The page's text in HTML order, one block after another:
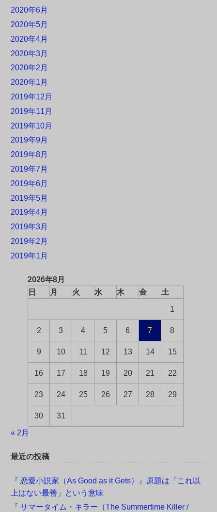
2020年6月
2020年5月
2020年4月
2020年3月
2020年2月
2020年1月
2019年12月
2019年11月
2019年10月
2019年9月
2019年8月
2019年7月
2019年6月
2019年5月
2019年4月
2019年3月
2019年2月
2019年1月
2026年8月
日
月 火 水 木 金 土
1
2 3 4 5 6 7 8
9 10 11 12 13 14 15
16 17 18 19 20 21 22
23 24 25 26 27 28 29
30 31
« 2月
最近の投稿
『 恋愛小説家（As Good as it Gets）』原題は「これ以
上はない最善」という意味
『 サマータイム・キラー（The Summertime Killer /